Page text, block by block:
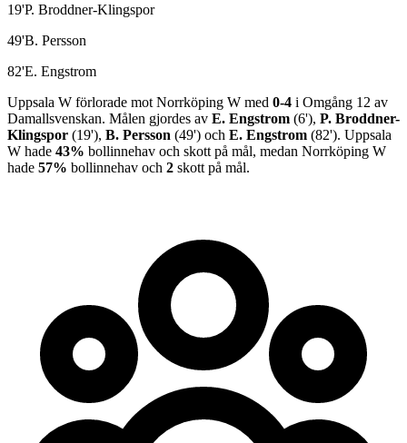
19'P. Broddner-Klingspor
49'B. Persson
82'E. Engstrom
Uppsala W förlorade mot Norrköping W med 0-4 i Omgång 12 av
Damallsvenskan. Målen gjordes av E. Engstrom (6'), P. Broddner-
Klingspor (19'), B. Persson (49') och E. Engstrom (82'). Uppsala
W hade 43% bollinnehav och skott på mål, medan Norrköping W
hade 57% bollinnehav och 2 skott på mål.